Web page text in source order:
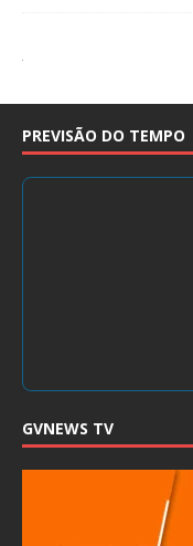
PREVISÃO DO TEMPO
GVNEWS TV